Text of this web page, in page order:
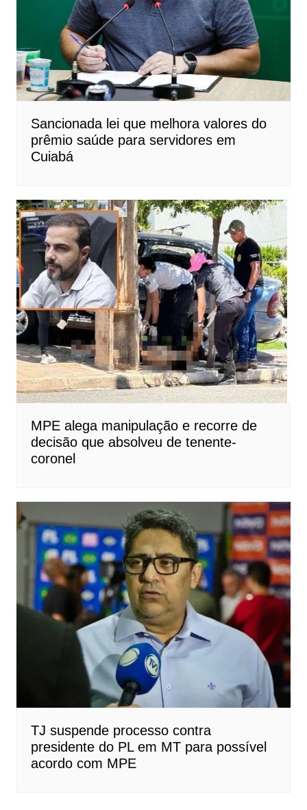
Sancionada lei que melhora valores do
prêmio saúde para servidores em
Cuiabá
MPE alega manipulação e recorre de
decisão que absolveu de tenente-
coronel
TJ suspende processo contra
presidente do PL em MT para possível
acordo com MPE